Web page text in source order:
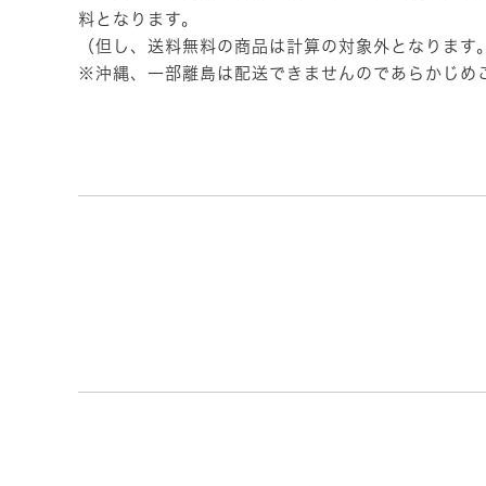
料となります。
（但し、送料無料の商品は計算の対象外となります
※沖縄、一部離島は配送できませんのであらかじめ